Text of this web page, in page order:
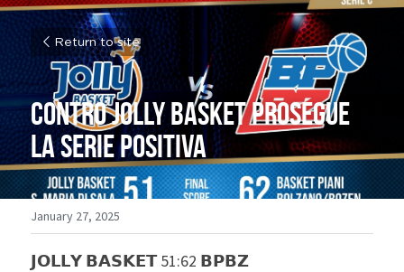
Return to site
Contro Jolly Basket prosegue
la serie positiva
January 27, 2025
𝗝𝗢𝗟𝗟𝗬 𝗕𝗔𝗦𝗞𝗘𝗧 51:62 𝗕𝗣𝗕𝗭